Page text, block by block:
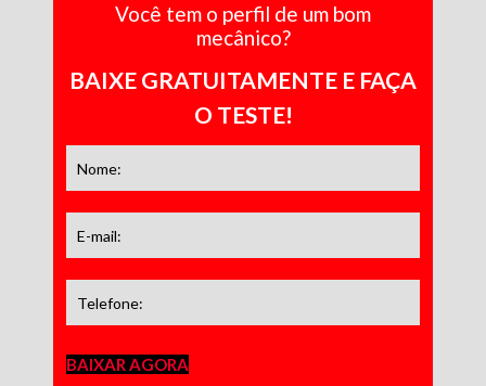
Você tem o perfil de um bom
mecânico?
BAIXE GRATUITAMENTE E FAÇA
O TESTE!
BAIXAR AGORA